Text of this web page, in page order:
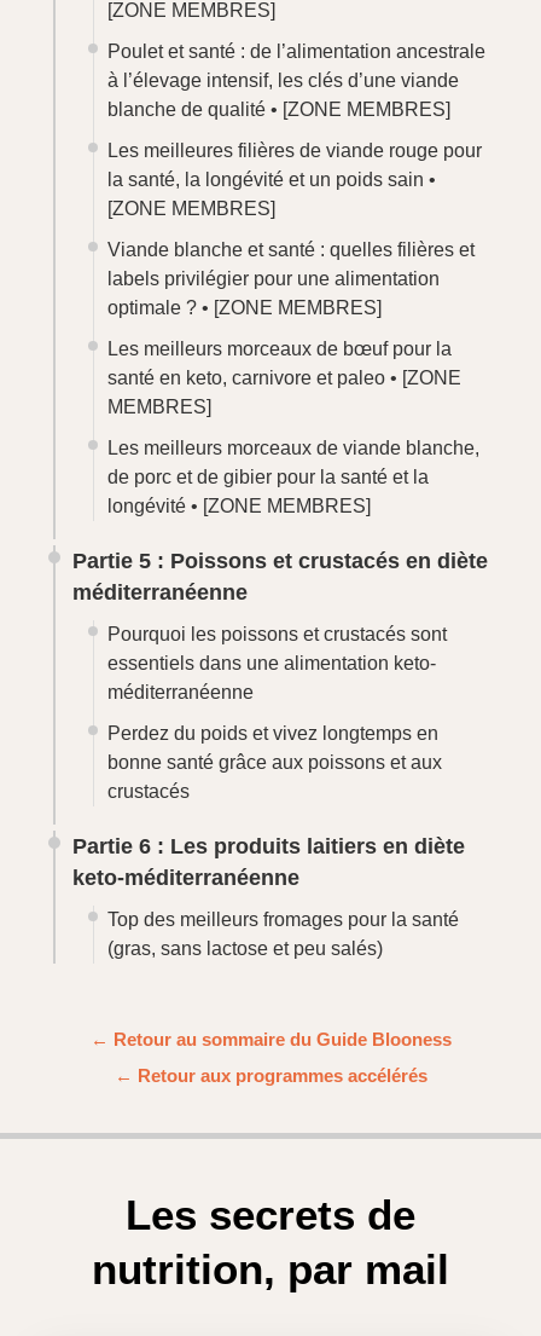
[ZONE MEMBRES]
Poulet et santé : de l’alimentation ancestrale
à l’élevage intensif, les clés d’une viande
blanche de qualité • [ZONE MEMBRES]
Les meilleures filières de viande rouge pour
la santé, la longévité et un poids sain •
[ZONE MEMBRES]
Viande blanche et santé : quelles filières et
labels privilégier pour une alimentation
optimale ? • [ZONE MEMBRES]
Les meilleurs morceaux de bœuf pour la
santé en keto, carnivore et paleo • [ZONE
MEMBRES]
Les meilleurs morceaux de viande blanche,
de porc et de gibier pour la santé et la
longévité • [ZONE MEMBRES]
Partie 5 : Poissons et crustacés en diète
méditerranéenne
Pourquoi les poissons et crustacés sont
essentiels dans une alimentation keto-
méditerranéenne
Perdez du poids et vivez longtemps en
bonne santé grâce aux poissons et aux
crustacés
Partie 6 : Les produits laitiers en diète
keto-méditerranéenne
Top des meilleurs fromages pour la santé
(gras, sans lactose et peu salés)
← Retour au sommaire du Guide Blooness
← Retour aux programmes accélérés
Les secrets de
nutrition, par mail